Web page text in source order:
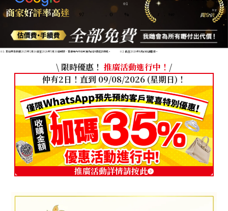
97 . 0 %
※1
商家好評率高達 ※2
※1: 本結果是根據2025年2月16日至2026年5月30日期間，香港境內分店所獲得的評價統計而成。 ※2: 截至2026年8月的店舖數目。
\ 限時優惠！ 推廣活動進行中！ /
仲有2日！直到 09/08/2026 (星期日)！
推廣活動詳情請按此